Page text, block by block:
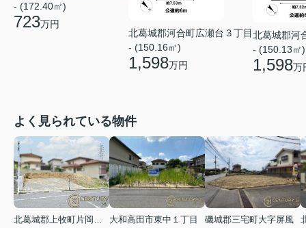
- (172.40㎡)
723万円
北葛城郡河合町広瀬台３丁目
- (150.16㎡)
1,598万円
北葛城郡河
- (150.13㎡)
1,598万
よく見られている物件
北葛城郡上牧町片岡台１丁目
大和高田市東中１丁目
磯城郡三宅町大字屏風